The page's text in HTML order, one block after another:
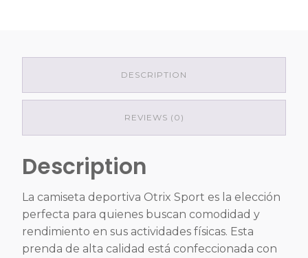
DESCRIPTION
REVIEWS (0)
Description
La camiseta deportiva Otrix Sport es la elección
perfecta para quienes buscan comodidad y
rendimiento en sus actividades físicas. Esta
prenda de alta calidad está confeccionada con